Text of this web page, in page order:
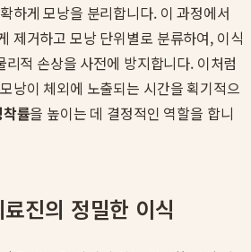
하게 모낭을 분리합니다. 이 과정에서
제거하고 모낭 단위별로 분류하여, 이식
적 손상을 사전에 방지합니다. 이처럼
낭이 체외에 노출되는 시간을 획기적으
률을 높이는 데 결정적인 역할을 합니
진의 정밀한 이식